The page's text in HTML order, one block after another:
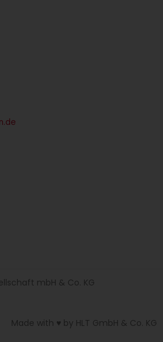
mbH & Co. KG
Made with ♥ by HLT GmbH & Co. KG